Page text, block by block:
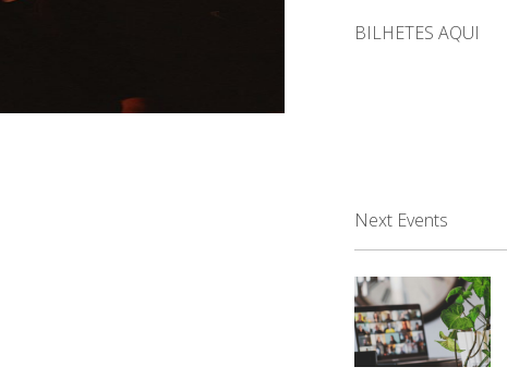
BILHETES AQUI
Next Events